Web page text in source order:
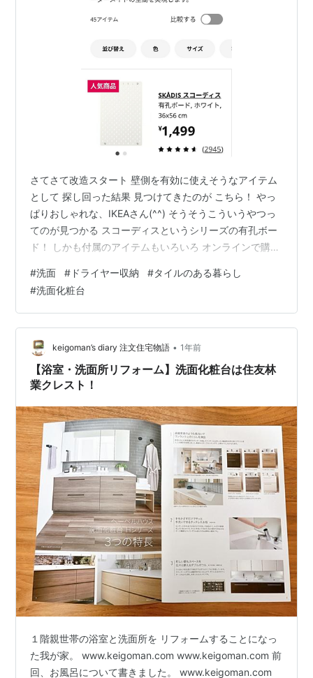
さてさて改造スタート 壁側を有効に使えそうなアイテム
として 探し回った結果 見つけてきたのが こちら！ やっ
ぱりおしゃれな、IKEAさん(^^) そうそうこういうやつっ
てのが見つかる スコーディスというシリーズの有孔ボー
ド！ しかも付属のアイテムもいろいろ オンラインで購入
壁面収納しました〜 まぁ収めたいものが収まりました！
ボートは2個縦に並べています ドライヤー収納は 掛けて
あるだけだけど 取り出しやすく、使い勝手よしです 受け
皿が深めのタイプは 洗顔やヘアオイル系 受け皿がほぼな
い平たいものは コンタクトレンズ置き場に ちょうどよし
で…
#洗面 # ドライヤー収納 #タイルのある暮らし
#洗面化粧台
keigoman’s diary 注文住宅物語 • 1年前
【浴室・洗面所リフォーム】洗面化粧台は住友林
業クレスト！
１階親世帯の浴室と洗面所を リフォームすることになっ
た我が家。 www.keigoman.com www.keigoman.com 前
回、お風呂について書きました。 www.keigoman.com